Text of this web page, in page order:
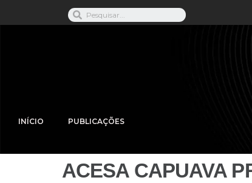
INÍCIO PUBLICAÇÕES
ACESA CAPUAVA